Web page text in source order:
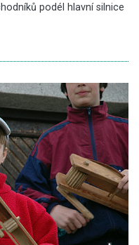
podél hlavní silnice